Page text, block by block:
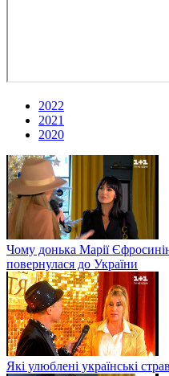
2022
2021
2020
Чому донька Марії
повернулася до України
Які улюблені українські